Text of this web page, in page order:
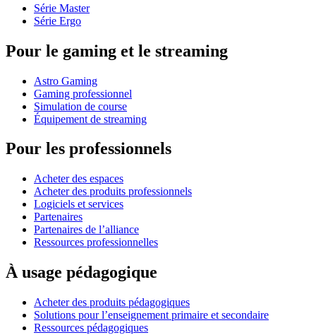
Série Master
Série Ergo
Pour le gaming et le streaming
Astro Gaming
Gaming professionnel
Simulation de course
Équipement de streaming
Pour les professionnels
Acheter des espaces
Acheter des produits professionnels
Logiciels et services
Partenaires
Partenaires de l’alliance
Ressources professionnelles
À usage pédagogique
Acheter des produits pédagogiques
Solutions pour l’enseignement primaire et secondaire
Ressources pédagogiques